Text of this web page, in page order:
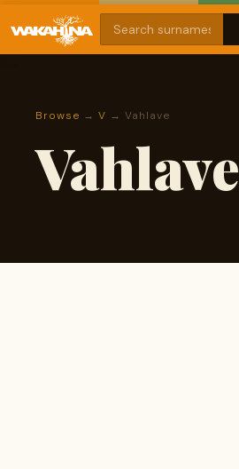
Browse → V → Vahlave
Vahlave